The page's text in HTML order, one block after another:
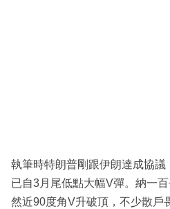
閱
專
區
執筆時特朗普剛跟伊朗達成協
已自3月尾低點大幅V彈。納一
然近90度角V升破頂，不少散戶